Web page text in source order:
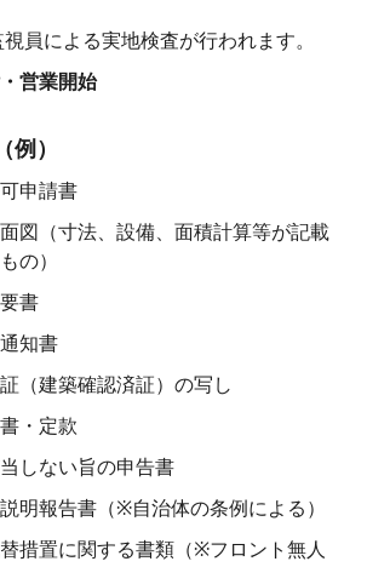
員による実地検査が行われます。
営業開始
例）
申請書
図（寸法、設備、面積計算等が記載
の）
書
知書
（建築確認済証）の写し
・定款
しない旨の申告書
明報告書（※自治体の条例による）
措置に関する書類（※フロント無人